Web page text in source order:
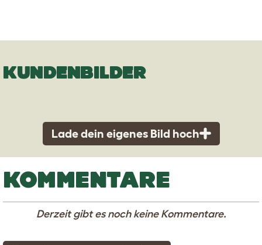
KUNDENBILDER
Lade dein eigenes Bild hoch
KOMMENTARE
Derzeit gibt es noch keine Kommentare.